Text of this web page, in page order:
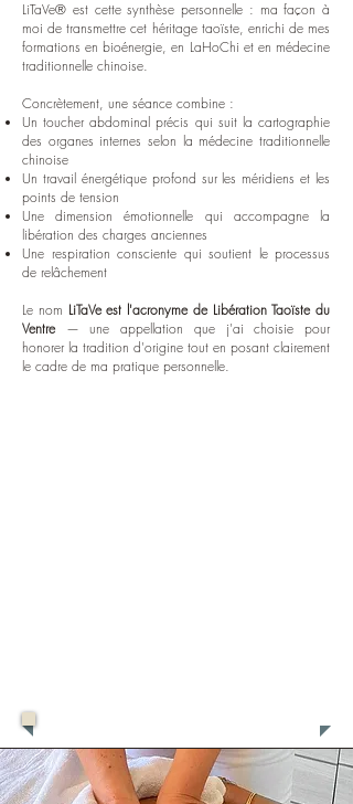
LiTaVe® est cette synthèse personnelle : ma façon à
moi de transmettre cet héritage taoïste, enrichi de mes
formations en bioénergie, en LaHoChi et en médecine
traditionnelle chinoise.
Concrètement, une séance combine :
Un toucher abdominal précis qui suit la cartographie
des organes internes selon la médecine traditionnelle
chinoise
Un travail énergétique profond sur les méridiens et les
points de tension
Une dimension émotionnelle qui accompagne la
libération des charges anciennes
Une respiration consciente qui soutient le processus
de relâchement
Le nom LiTaVe est l'acronyme de Libération Taoïste du
Ventre — une appellation que j'ai choisie pour
honorer la tradition d'origine tout en posant clairement
le cadre de ma pratique personnelle.